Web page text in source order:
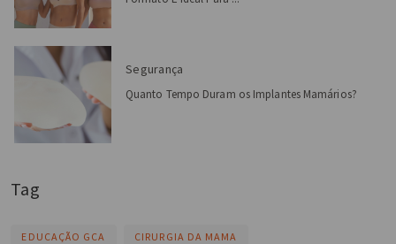
Segurança
Quanto Tempo Duram os Implantes Mamários?
Tag
EDUCAÇÃO GCA CIRURGIA DA MAMA